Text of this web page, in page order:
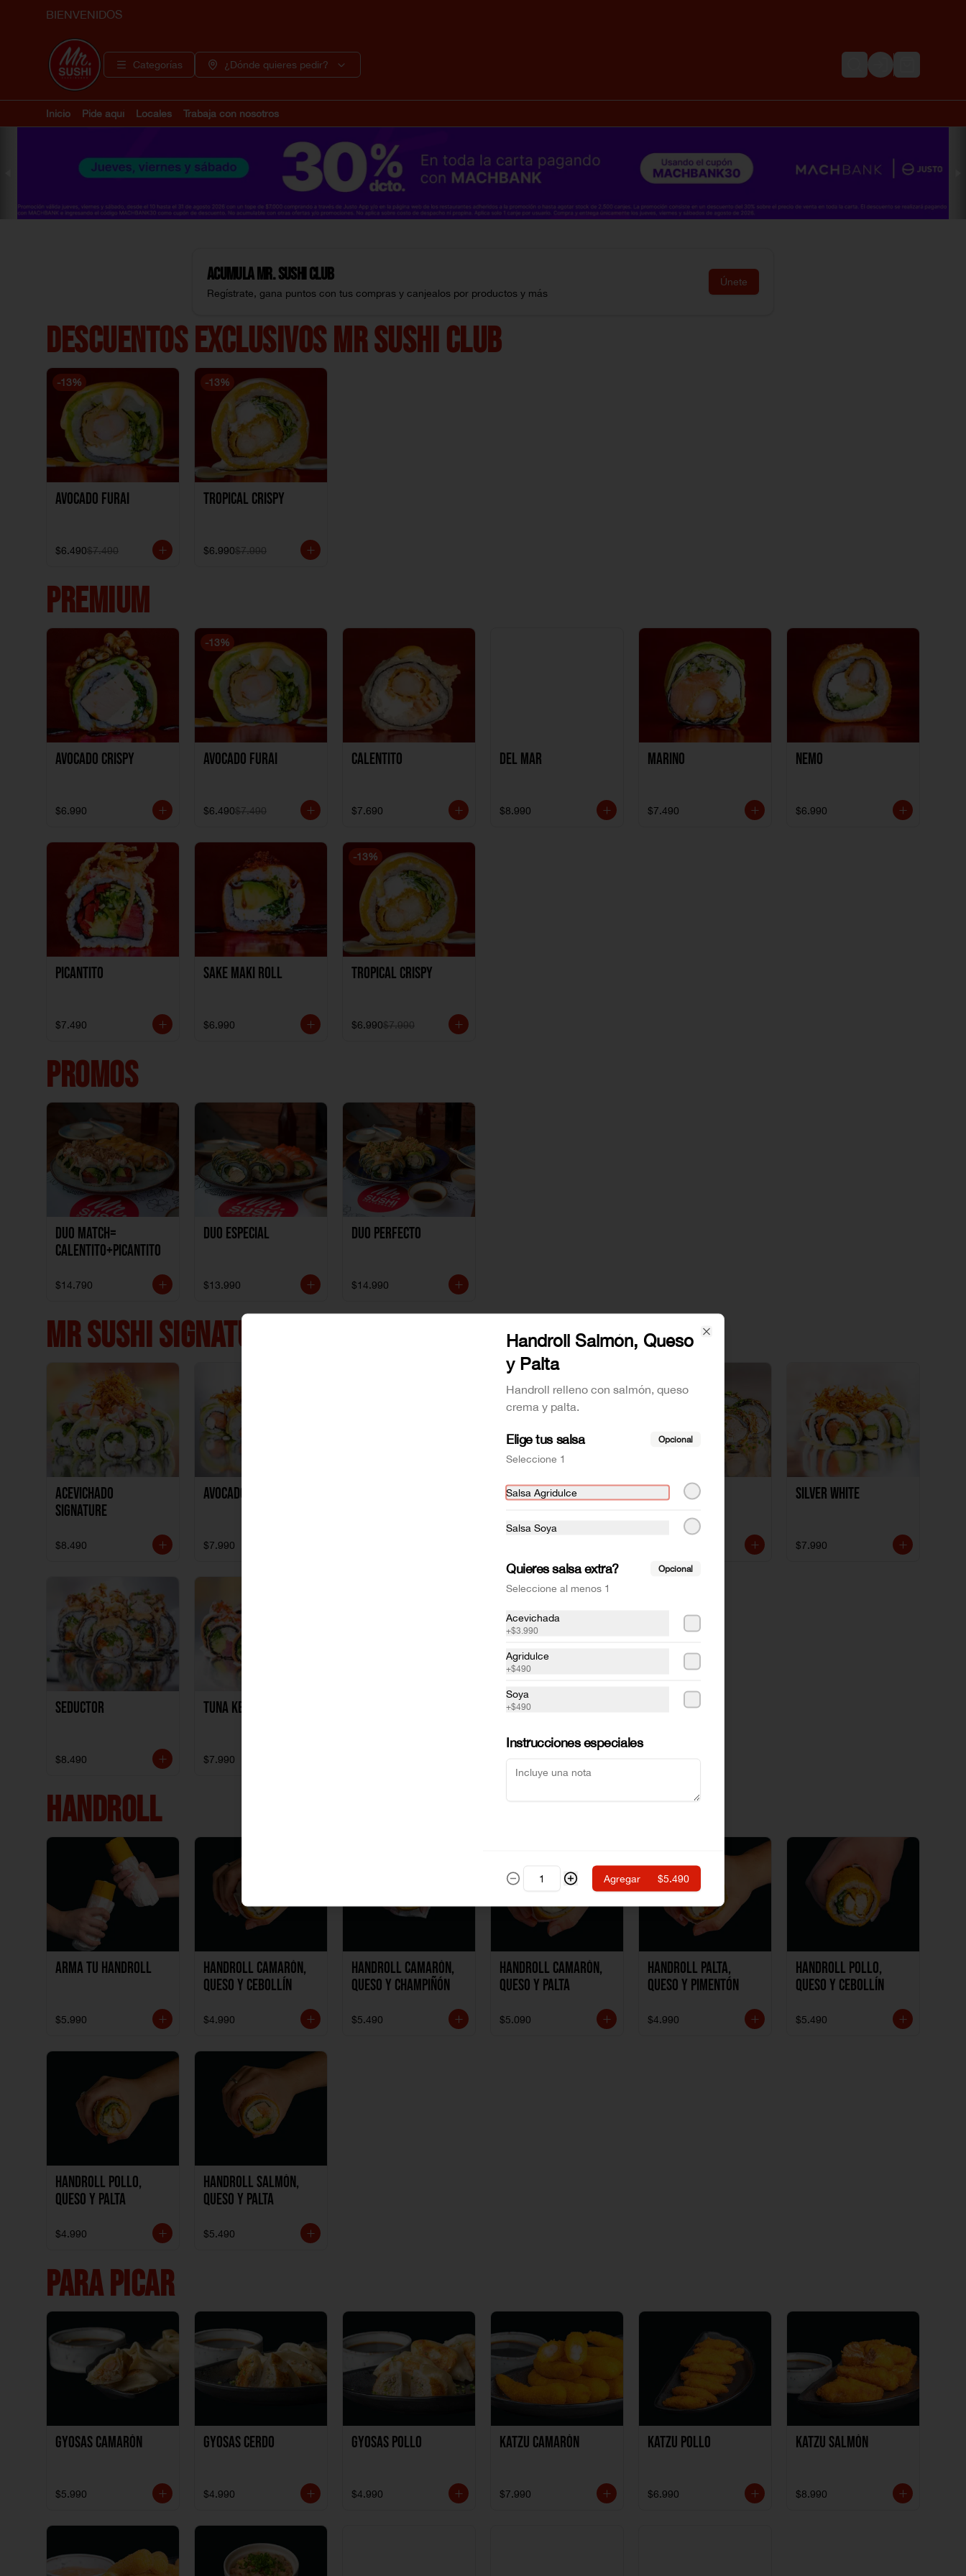
BIENVENIDOS
Categorías ¿Dónde quieres pedir?
Login
Inicio Pide aquí Locales Trabaja con nosotros
AcumulaMr. Sushi Club
Regístrate, gana puntos con tus compras y canjealos por productos y más
Únete
DESCUENTOS EXCLUSIVOS MR SUSHI CLUB
-13%
Avocado Furai
$6.490$7.490
-13%
Tropical crispy
$6.990$7.990
PREMIUM
Avocado Crispy
$6.990
-13%
Avocado Furai
$6.490$7.490
Calentito
$7.690
Del Mar
$8.990
Marino
$7.490
Nemo
$6.990
Picantito
$7.490
Sake Maki Roll
$6.990
-13%
Tropical crispy
$6.990$7.990
PROMOS
DUO MATCH=
CALENTITO+PICANTITO
$14.790
Duo especial
$13.990
Duo perfecto
$14.990
MR SUSHI SIGNATURE ❤️
ACEVICHADO
SIGNATURE
$8.490
AVOCADO NIKKEI
$7.990
CRAB ROLL Polloki SILVER WHITE
$7.990
Seductor
$8.490
TUNA KETO
$7.990
HANDROLL
Arma tu handroll
$5.990
Handroll Camarón,
Queso y Cebollín
$4.990
Handroll Camarón,
Queso y Champiñón
$5.490
Handroll Camarón,
Queso y Palta
$5.090
Handroll Palta,
Queso y Pimentón
$4.990
Handroll Pollo,
Queso y Cebollín
$5.490
Handroll Pollo,
Queso y Palta
$4.990
Handroll Salmón,
Queso y Palta
$5.490
PARA PICAR
Gyosas Camarón
$5.990
Gyosas Cerdo
$4.990
Gyosas Pollo
$4.990
Katzu Camarón
$7.990
Katzu Pollo
$6.990
Katzu Salmón
$8.990
Handroll Salmón, Queso
y Palta
Handroll relleno con salmón, queso
crema y palta.
Elige tus salsa Opcional
Seleccione 1
Salsa Agridulce
Salsa Soya
Quieres salsa extra? Opcional
Seleccione al menos 1
Acevichada
+$3.990
Agridulce
+$490
Soya
+$490
Instrucciones especiales
Agregar $5.490